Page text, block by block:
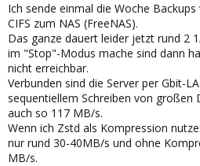
Ich sende einmal die Woche
CIFS zum NAS (FreeNAS).
Das ganze dauert leider jetzt rund 2
im "Stop"-Modus mache sind dann
nicht erreichbar.
Verbunden sind die Server per Gbit-
sequentiellem Schreiben von großen
auch so 117 MB/s.
Wenn ich Zstd als Kompression
nur rund 30-40MB/s und ohne
MB/s.